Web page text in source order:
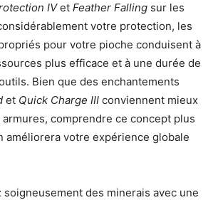
IVet Feather Falling sur les
votre protection, les
pour votre pioche conduisent à
plus efficace et à une durée de
Bien que des enchantements
et Quick Charge III conviennent mieux
armures, comprendre ce concept plus
améliorera votre expérience globale
soigneusement des minerais avec une